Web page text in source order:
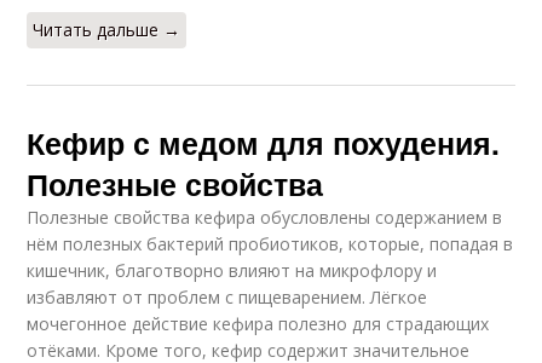
Читать дальше →
Кефир с медом для похудения.
Полезные свойства
Полезные свойства кефира обусловлены содержанием в
нём полезных бактерий пробиотиков, которые, попадая в
кишечник, благотворно влияют на микрофлору и
избавляют от проблем с пищеварением. Лёгкое
мочегонное действие кефира полезно для страдающих
отёками. Кроме того, кефир содержит значительное